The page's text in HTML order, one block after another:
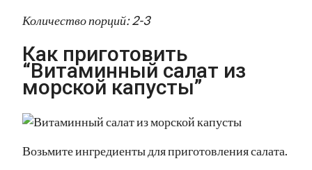
Количество порций: 2-3
Как приготовить
“Витаминный салат из
морской капусты”
Возьмите ингредиенты для приготовления салата.